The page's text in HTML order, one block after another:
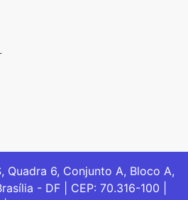
Quadra 6, Conjunto A, Bloco A,
- DF | CEP: 70.316-100 |